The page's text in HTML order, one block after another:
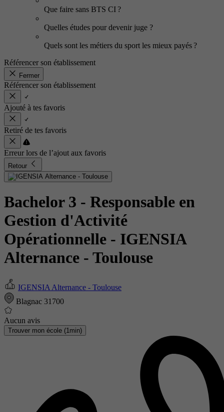
Que faire sans BTS CI ?
Quelles études pour devenir juge ?
Quels sont les métiers du sport les mieux payés ?
Référencer son établissement
Fermer
Référencer son établissement
Ajouté à tes favoris
Retiré de tes favoris
Erreur lors de l’ajout aux favoris
Retour
Bachelor 3 - Responsable en
Gestion d'Activité
Opérationnelle - IGENSIA
Alternance - Toulouse
IGENSIA Alternance - Toulouse
Blagnac 31700
Aucun avis
Trouver mon école (1min)